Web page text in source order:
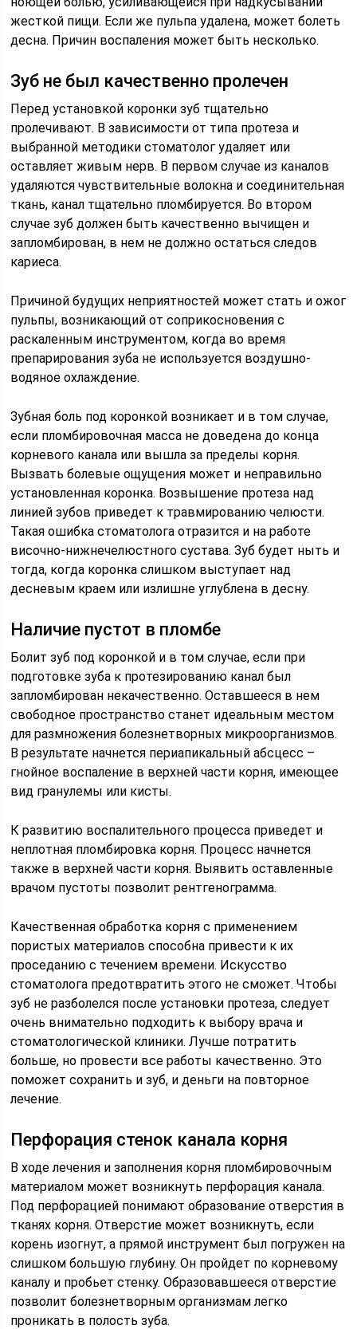
жесткой пищи. Если же пульпа удалена, может болеть
десна. Причин воспаления может быть несколько.
Зуб не был качественно пролечен
Перед установкой коронки зуб тщательно
пролечивают. В зависимости от типа протеза и
выбранной методики стоматолог удаляет или
оставляет живым нерв. В первом случае из каналов
удаляются чувствительные волокна и соединительная
ткань, канал тщательно пломбируется. Во втором
случае зуб должен быть качественно вычищен и
запломбирован, в нем не должно остаться следов
кариеса.
Причиной будущих неприятностей может стать и ожог
пульпы, возникающий от соприкосновения с
раскаленным инструментом, когда во время
препарирования зуба не используется воздушно-
водяное охлаждение.
Зубная боль под коронкой возникает и в том случае,
если пломбировочная масса не доведена до конца
корневого канала или вышла за пределы корня.
Вызвать болевые ощущения может и неправильно
установленная коронка. Возвышение протеза над
линией зубов приведет к травмированию челюсти.
Такая ошибка стоматолога отразится и на работе
височно-нижнечелюстного сустава. Зуб будет ныть и
тогда, когда коронка слишком выступает над
десневым краем или излишне углублена в десну.
Наличие пустот в пломбе
Болит зуб под коронкой и в том случае, если при
подготовке зуба к протезированию канал был
запломбирован некачественно. Оставшееся в нем
свободное пространство станет идеальным местом
для размножения болезнетворных микроорганизмов.
В результате начнется периапикальный абсцесс –
гнойное воспаление в верхней части корня, имеющее
вид гранулемы или кисты.
К развитию воспалительного процесса приведет и
неплотная пломбировка корня. Процесс начнется
также в верхней части корня. Выявить оставленные
врачом пустоты позволит рентгенограмма.
Качественная обработка корня с применением
пористых материалов способна привести к их
проседанию с течением времени. Искусство
стоматолога предотвратить этого не сможет. Чтобы
зуб не разболелся после установки протеза, следует
очень внимательно подходить к выбору врача и
стоматологической клиники. Лучше потратить
больше, но провести все работы качественно. Это
поможет сохранить и зуб, и деньги на повторное
лечение.
Перфорация стенок канала корня
В ходе лечения и заполнения корня пломбировочным
материалом может возникнуть перфорация канала.
Под перфорацией понимают образование отверстия в
тканях корня. Отверстие может возникнуть, если
корень изогнут, а прямой инструмент был погружен на
слишком большую глубину. Он пройдет по корневому
каналу и пробьет стенку. Образовавшееся отверстие
позволит болезнетворным организмам легко
проникать в полость зуба.